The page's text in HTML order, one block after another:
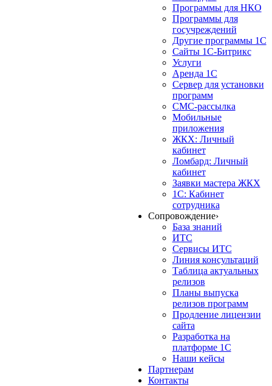
Программы для НКО
Программы для
госучреждений
Другие программы 1С
Сайты 1С-Битрикс
Услуги
Аренда 1С
Сервер для установки
программ
СМС-рассылка
Мобильные
приложения
ЖКХ: Личный
кабинет
Ломбард: Личный
кабинет
Заявки мастера ЖКХ
1С: Кабинет
сотрудника
Сопровождение›
База знаний
ИТС
Сервисы ИТС
Линия консультаций
Таблица актуальных
релизов
Планы выпуска
релизов программ
Продление лицензии
сайта
Разработка на
платформе 1С
Наши кейсы
Партнерам
Контакты